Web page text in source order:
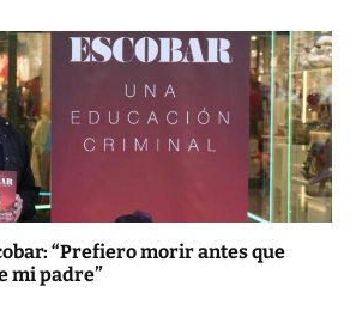
“Prefiero morir antes que
mi padre”